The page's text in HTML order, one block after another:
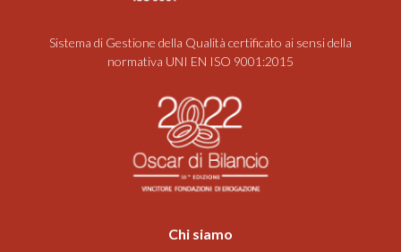
Sistema di Gestione della Qualità certificato ai sensi della
normativa UNI EN ISO 9001:2015
Chi siamo